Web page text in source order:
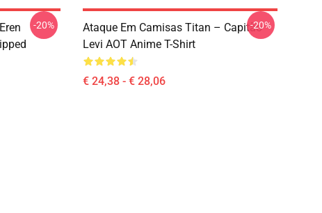
-20%
Ataque Em Camisas Titan – Capitão
Levi AOT Anime T-Shirt
€ 24,38 - € 28,06
-20%